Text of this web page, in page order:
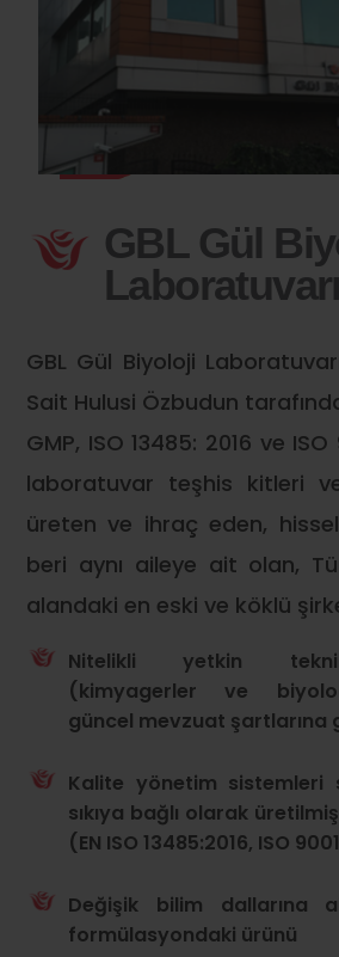
GBL Gül
Laboratuvarı
GBL Gül Biyoloji
Sait Hulusi Özbudun
GMP, ISO 13485: 2016 ve
laboratuvar teşhis kitleri
üreten ve ihraç eden,
beri aynı aileye ait olan,
alandaki en eski ve köklü
Nitelikli yetkin
(kimyagerler ve
güncel mevzuat şartlarına
Kalite yönetim sistemleri
sıkıya bağlı olarak
(EN ISO 13485:2016, ISO
Değişik bilim dallarına
formülasyondaki ürünü